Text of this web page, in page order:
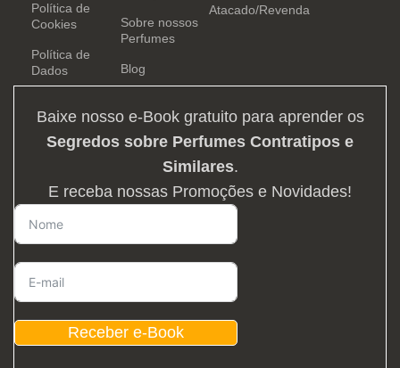
Política de
Cookies
Política de
Dados
Sobre nossos
Perfumes
Blog
Atacado/Revenda
Baixe nosso e-Book gratuito para aprender os
Segredos sobre Perfumes Contratipos e
Similares.
E receba nossas Promoções e Novidades!
Receber e-Book